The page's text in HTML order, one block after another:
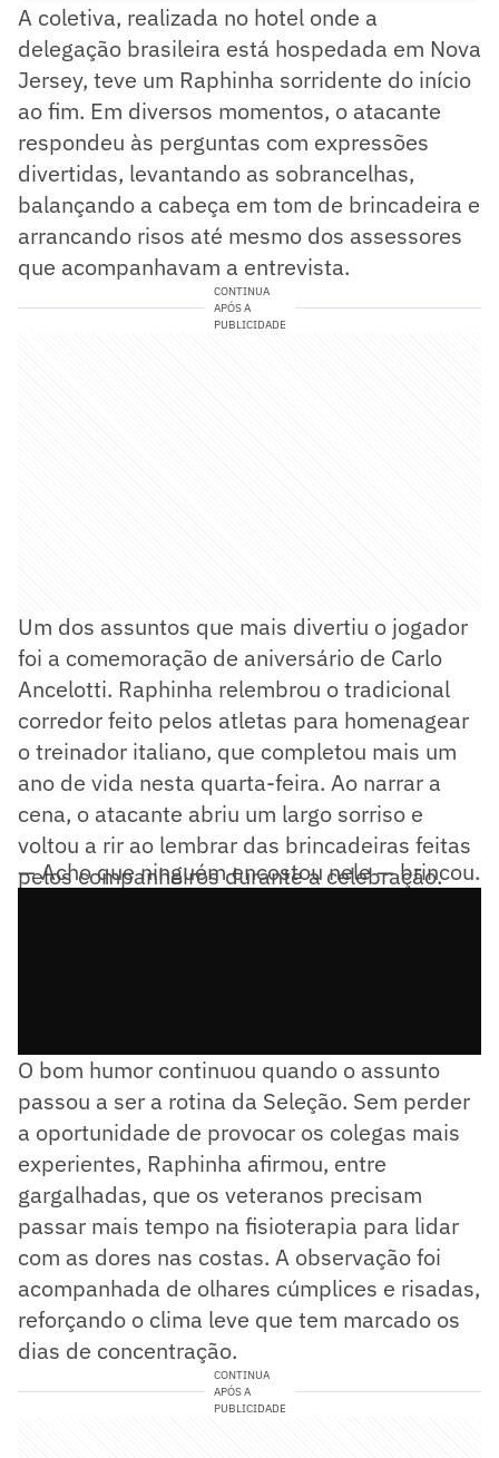
A coletiva, realizada no hotel onde a
delegação brasileira está hospedada em Nova
Jersey, teve um Raphinha sorridente do início
ao fim. Em diversos momentos, o atacante
respondeu às perguntas com expressões
divertidas, levantando as sobrancelhas,
balançando a cabeça em tom de brincadeira e
arrancando risos até mesmo dos assessores
que acompanhavam a entrevista.
CONTINUA
APÓS A
PUBLICIDADE
Um dos assuntos que mais divertiu o jogador
foi a comemoração de aniversário de Carlo
Ancelotti. Raphinha relembrou o tradicional
corredor feito pelos atletas para homenagear
o treinador italiano, que completou mais um
ano de vida nesta quarta-feira. Ao narrar a
cena, o atacante abriu um largo sorriso e
voltou a rir ao lembrar das brincadeiras feitas
pelos companheiros durante a celebração.
— Acho que ninguém encostou nele — brincou.
O bom humor continuou quando o assunto
passou a ser a rotina da Seleção. Sem perder
a oportunidade de provocar os colegas mais
experientes, Raphinha afirmou, entre
gargalhadas, que os veteranos precisam
passar mais tempo na fisioterapia para lidar
com as dores nas costas. A observação foi
acompanhada de olhares cúmplices e risadas,
reforçando o clima leve que tem marcado os
dias de concentração.
CONTINUA
APÓS A
PUBLICIDADE